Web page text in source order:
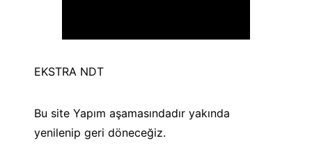
EKSTRA NDT
Bu site Yapım aşamasındadır yakında
yenilenip geri döneceğiz.